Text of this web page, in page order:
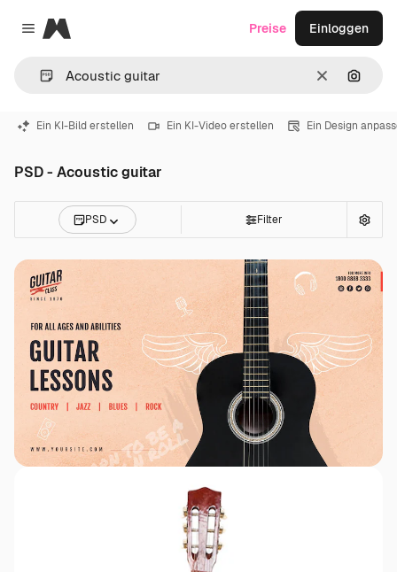
Close menu
Magnific
LöschenNach
Preise Einloggen
Ein KI-Bild erstellen Ein KI-Video erstellen Ein Design
PSD - Acoustic guitar
PSD Filter